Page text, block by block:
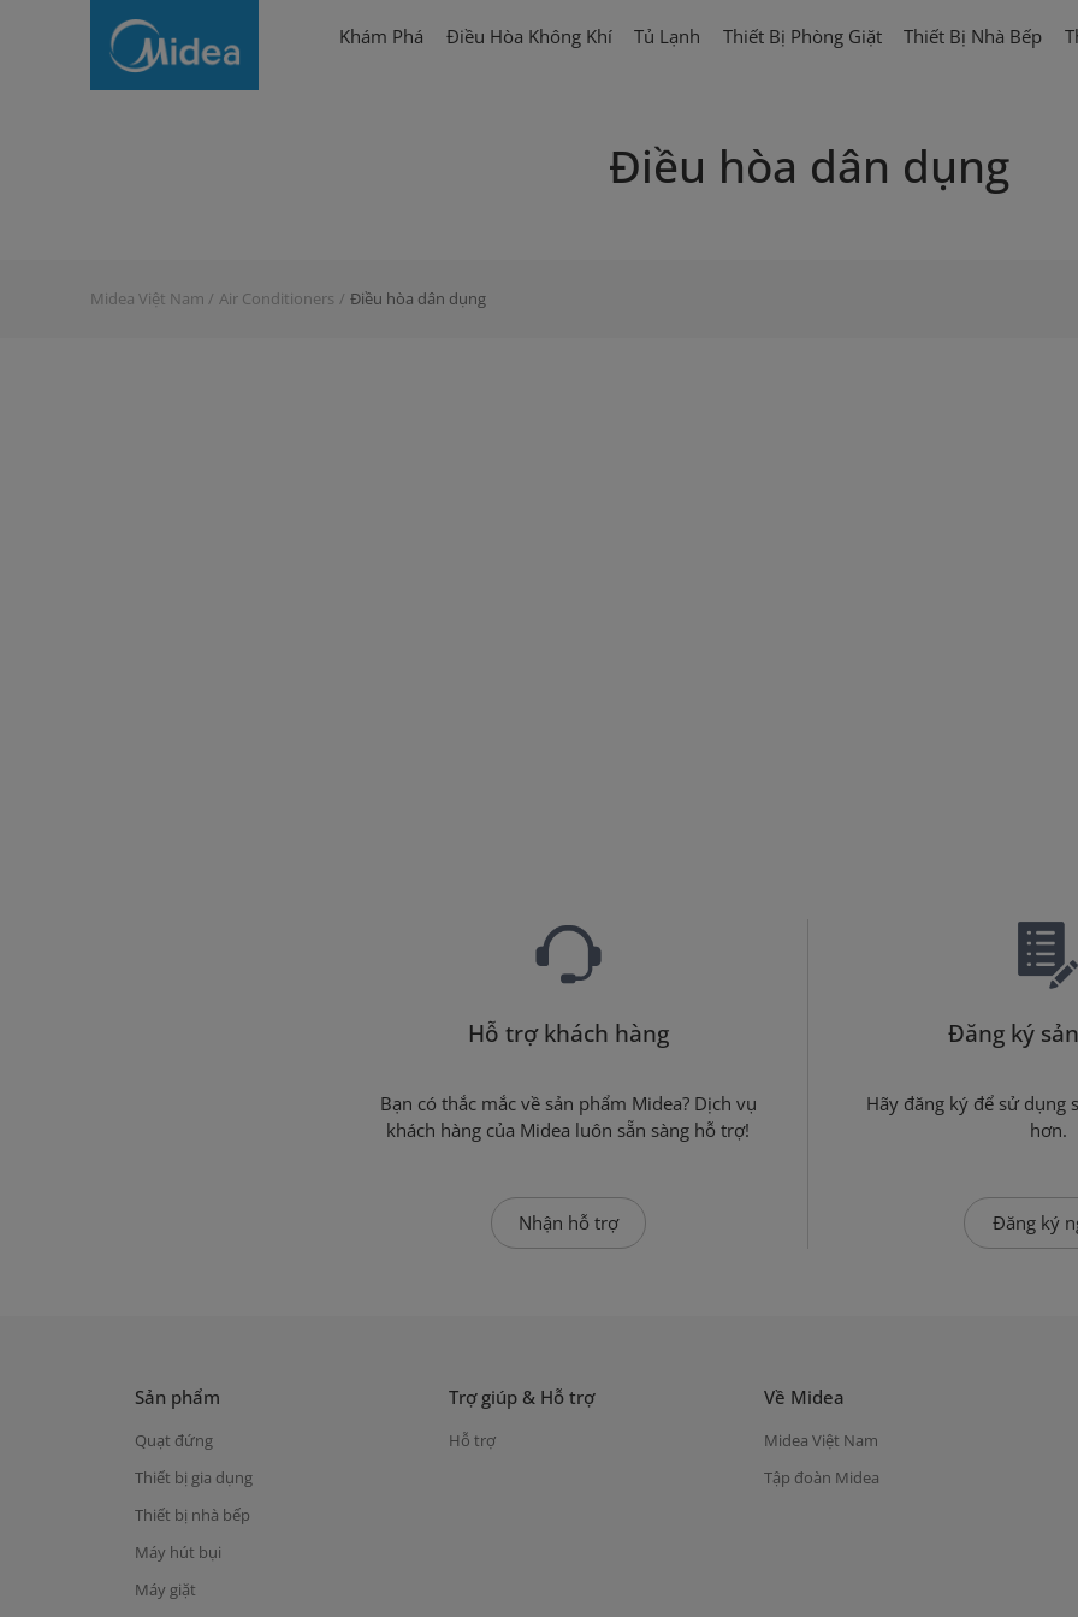
Khám Phá Điều Hòa Không Khí Tủ Lạnh Thiết Bị Phòng Giặt Thiết Bị Nhà Bếp
Điều hòa dân dụng
Midea Việt Nam Air Conditioners Điều hòa dân dụng
Hỗ trợ khách hàng
Bạn có thắc mắc về sản phẩm Midea? Dịch vụ
khách hàng của Midea luôn sẵn sàng hỗ trợ!
Nhận hỗ trợ
Đăng ký
Hãy đăng ký để sử dụng
hơn.
Đăng ký
Sản phẩm
Quạt đứng
Thiết bị gia dụng
Thiết bị nhà bếp
Máy hút bụi
Máy giặt
Trợ giúp & Hỗ trợ
Hỗ trợ
Về Midea
Midea Việt Nam
Tập đoàn Midea